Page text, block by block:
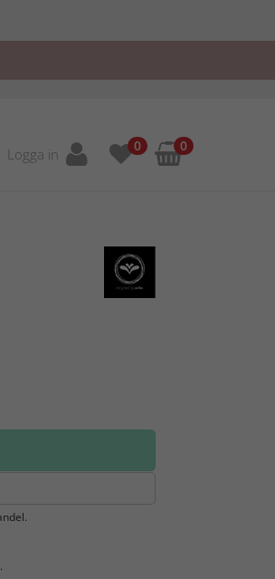
Logga in 0 0